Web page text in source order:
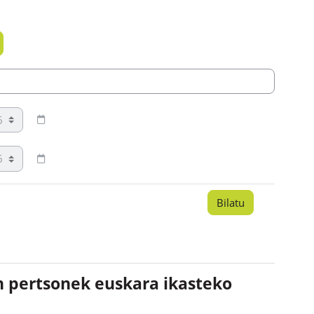
euskara ikasteko